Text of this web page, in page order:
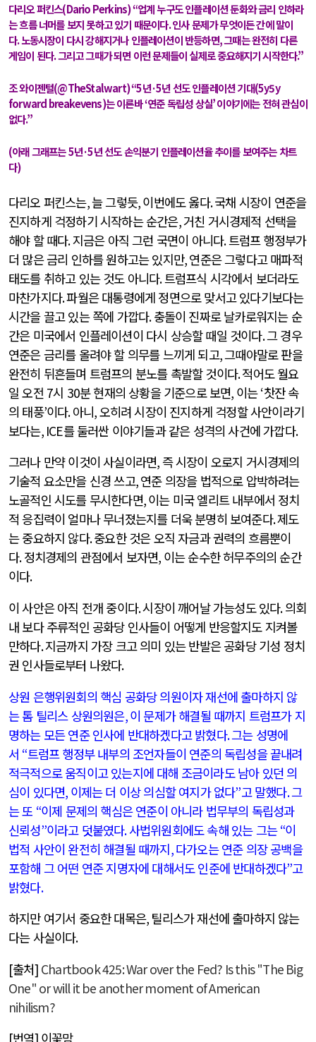
다리오 퍼킨스(Dario Perkins)“업계 누구도 인플레이션 둔화와 금리 인하라
는 흐름 너머를 보지 못하고 있기 때문이다.인사 문제가 무엇이든 간에 말이
다.노동시장이 다시 강해지거나 인플레이션이 반등하면,그때는 완전히 다른
게임이 된다.그리고 그때가 되면 이런 문제들이 실제로 중요해지기 시작한다.”
조 와이젠털(@TheStalwart)“5년·5년 선도 인플레이션 기대(5y5y
forward breakevens)는 이른바‘연준 독립성 상실’이야기에는 전혀 관심이
없다.”
(아래 그래프는5년·5년 선도 손익분기 인플레이션율 추이를 보여주는 차트
다)
다리오 퍼킨스는,늘 그렇듯,이번에도 옳다.국채 시장이 연준을
진지하게 걱정하기 시작하는 순간은,거친 거시경제적 선택을
해야 할 때다.지금은 아직 그런 국면이 아니다.트럼프 행정부가
더 많은 금리 인하를 원하고는 있지만,연준은 그렇다고 매파적
태도를 취하고 있는 것도 아니다.트럼프식 시각에서 보더라도
마찬가지다.파월은 대통령에게 정면으로 맞서고 있다기보다는
시간을 끌고 있는 쪽에 가깝다.충돌이 진짜로 날카로워지는 순
간은 미국에서 인플레이션이 다시 상승할 때일 것이다.그 경우
연준은 금리를 올려야 할 의무를 느끼게 되고,그때야말로 판을
완전히 뒤흔들며 트럼프의 분노를 촉발할 것이다.적어도 월요
일 오전 7시 30분 현재의 상황을 기준으로 보면, 이는‘찻잔 속
의 태풍’이다.아니,오히려 시장이 진지하게 걱정할 사안이라기
보다는, ICE를 둘러싼 이야기들과 같은 성격의 사건에 가깝다.
그러나 만약 이것이 사실이라면,즉 시장이 오로지 거시경제의
기술적 요소만을 신경 쓰고,연준 의장을 법적으로 압박하려는
노골적인 시도를 무시한다면,이는 미국 엘리트 내부에서 정치
적 응집력이 얼마나 무너졌는지를 더욱 분명히 보여준다.제도
는 중요하지 않다.중요한 것은 오직 자금과 권력의 흐름뿐이
다.정치경제의 관점에서 보자면, 이는 순수한 허무주의의 순간
이다.
이 사안은 아직 전개 중이다.시장이 깨어날 가능성도 있다.의회
내 보다 주류적인 공화당 인사들이 어떻게 반응할지도 지켜볼
만하다.지금까지 가장 크고 의미 있는 반발은 공화당 기성 정치
권 인사들로부터 나왔다.
상원 은행위원회의 핵심 공화당 의원이자 재선에 출마하지 않
는 톰 틸리스 상원의원은,이 문제가 해결될 때까지 트럼프가 지
명하는 모든 연준 인사에 반대하겠다고 밝혔다.그는 성명에
서 “트럼프 행정부 내부의 조언자들이 연준의 독립성을 끝내려
적극적으로 움직이고 있는지에 대해 조금이라도 남아 있던 의
심이 있다면, 이제는 더 이상 의심할 여지가 없다”고 말했다.그
는 또 “이제 문제의 핵심은 연준이 아니라 법무부의 독립성과
신뢰성”이라고 덧붙였다.사법위원회에도 속해 있는 그는“이
법적 사안이 완전히 해결될 때까지,다가오는 연준 의장 공백을
포함해 그 어떤 연준 지명자에 대해서도 인준에 반대하겠다”고
밝혔다.
하지만 여기서 중요한 대목은, 틸리스가 재선에 출마하지 않는
다는 사실이다.
[출처] Chartbook 425: War over the Fed? Is this "The Big
One" or will it be another moment of American
nihilism?
[번역] 이꽃맘